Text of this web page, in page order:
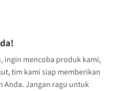
ingin mencoba produk kami,
tim kami siap memberikan
Jangan ragu untuk